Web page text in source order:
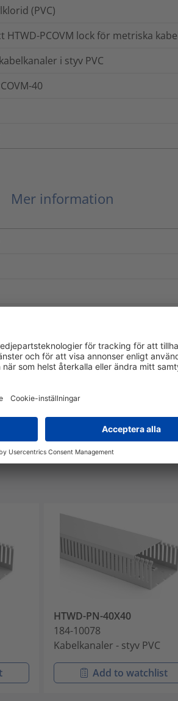
(PVC)
HTWD-PCOVM lock för metriska
i styv PVC
40
Mer information
HTWD-PN-40X40
184-10078
Kabelkanaler - styv PVC
Add to watchlist